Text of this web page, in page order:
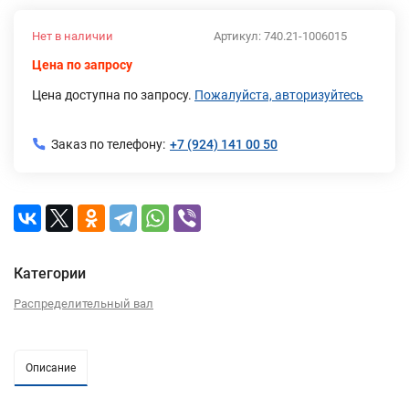
Артикул: 740.21-1006015
Нет в наличии
Цена по запросу
Цена доступна по запросу. Пожалуйста, авторизуйтесь
Заказ по телефону: +7 (924) 141 00 50
Категории
Распределительный вал
Описание